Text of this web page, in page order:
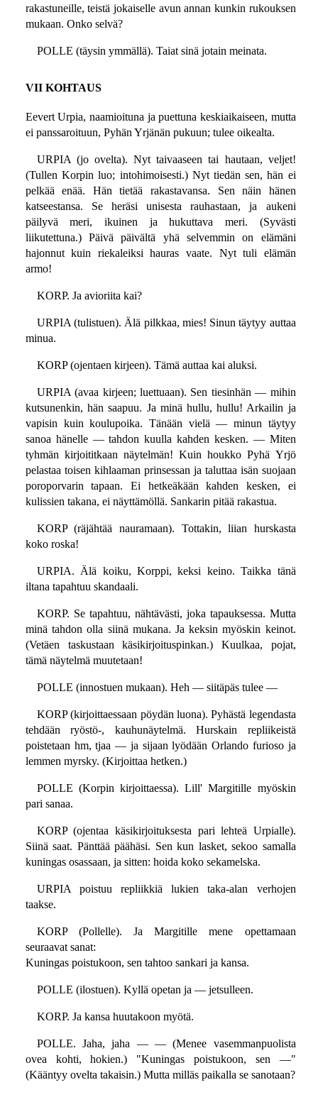
rakastuneille, teistä jokaiselle avun annan kunkin rukouksen
mukaan. Onko selvä?
POLLE (täysin ymmällä). Taiat sinä jotain meinata.
VII KOHTAUS
Eevert Urpia, naamioituna ja puettuna keskiaikaiseen, mutta
ei panssaroituun, Pyhän Yrjänän pukuun; tulee oikealta.
URPIA (jo ovelta). Nyt taivaaseen tai hautaan, veljet!
(Tullen Korpin luo; intohimoisesti.) Nyt tiedän sen, hän ei
pelkää enää. Hän tietää rakastavansa. Sen näin hänen
katseestansa. Se heräsi unisesta rauhastaan, ja aukeni
päilyvä meri, ikuinen ja hukuttava meri. (Syvästi
liikutettuna.) Päivä päivältä yhä selvemmin on elämäni
hajonnut kuin riekaleiksi hauras vaate. Nyt tuli elämän
armo!
KORP. Ja avioriita kai?
URPIA (tulistuen). Älä pilkkaa, mies! Sinun täytyy auttaa
minua.
KORP (ojentaen kirjeen). Tämä auttaa kai aluksi.
URPIA (avaa kirjeen; luettuaan). Sen tiesinhän — mihin
kutsunenkin, hän saapuu. Ja minä hullu, hullu! Arkailin ja
vapisin kuin koulupoika. Tänään vielä — minun täytyy
sanoa hänelle — tahdon kuulla kahden kesken. — Miten
tyhmän kirjoititkaan näytelmän! Kuin houkko Pyhä Yrjö
pelastaa toisen kihlaaman prinsessan ja taluttaa isän suojaan
poroporvarin tapaan. Ei hetkeäkään kahden kesken, ei
kulissien takana, ei näyttämöllä. Sankarin pitää rakastua.
KORP (räjähtää nauramaan). Tottakin, liian hurskasta
koko roska!
URPIA. Älä koiku, Korppi, keksi keino. Taikka tänä
iltana tapahtuu skandaali.
KORP. Se tapahtuu, nähtävästi, joka tapauksessa. Mutta
minä tahdon olla siinä mukana. Ja keksin myöskin keinot.
(Vetäen taskustaan käsikirjoituspinkan.) Kuulkaa, pojat,
tämä näytelmä muutetaan!
POLLE (innostuen mukaan). Heh — siitäpäs tulee —
KORP (kirjoittaessaan pöydän luona). Pyhästä legendasta
tehdään ryöstö-, kauhunäytelmä. Hurskain repliikeistä
poistetaan hm, tjaa — ja sijaan lyödään Orlando furioso ja
lemmen myrsky. (Kirjoittaa hetken.)
POLLE (Korpin kirjoittaessa). Lill' Margitille myöskin
pari sanaa.
KORP (ojentaa käsikirjoituksesta pari lehteä Urpialle).
Siinä saat. Pänttää päähäsi. Sen kun lasket, sekoo samalla
kuningas osassaan, ja sitten: hoida koko sekamelska.
URPIA poistuu repliikkiä lukien taka-alan verhojen
taakse.
KORP (Pollelle). Ja Margitille mene opettamaan
seuraavat sanat:
Kuningas poistukoon, sen tahtoo sankari ja kansa.
POLLE (ilostuen). Kyllä opetan ja — jetsulleen.
KORP. Ja kansa huutakoon myötä.
POLLE. Jaha, jaha — — (Menee vasemmanpuolista
ovea kohti, hokien.) "Kuningas poistukoon, sen —"
(Kääntyy ovelta takaisin.) Mutta milläs paikalla se sanotaan?